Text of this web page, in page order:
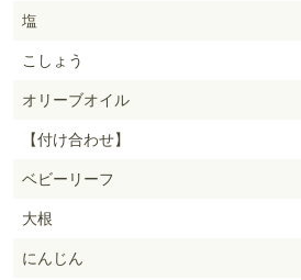
塩
こしょう
オリーブオイル
【付け合わせ】
ベビーリーフ
大根
にんじん